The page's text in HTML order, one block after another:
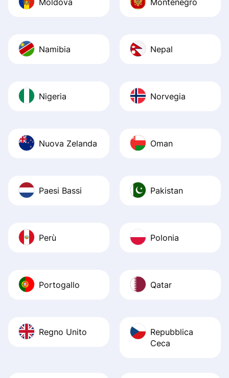
Namibia Nepal
Nigeria Norvegia
Nuova Zelanda Oman
Paesi Bassi Pakistan
Perù Polonia
Portogallo Qatar
Regno Unito
Repubblica
Ceca